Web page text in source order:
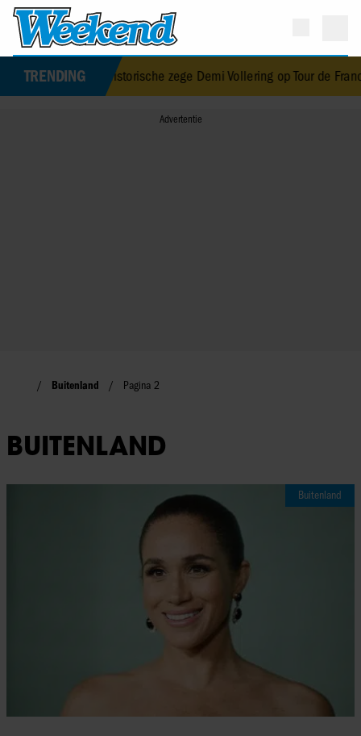
TRENDING
vieren historische zege Demi Vollering op Tour de France
Buitenland Pagina 2
BUITENLAND
Buitenland